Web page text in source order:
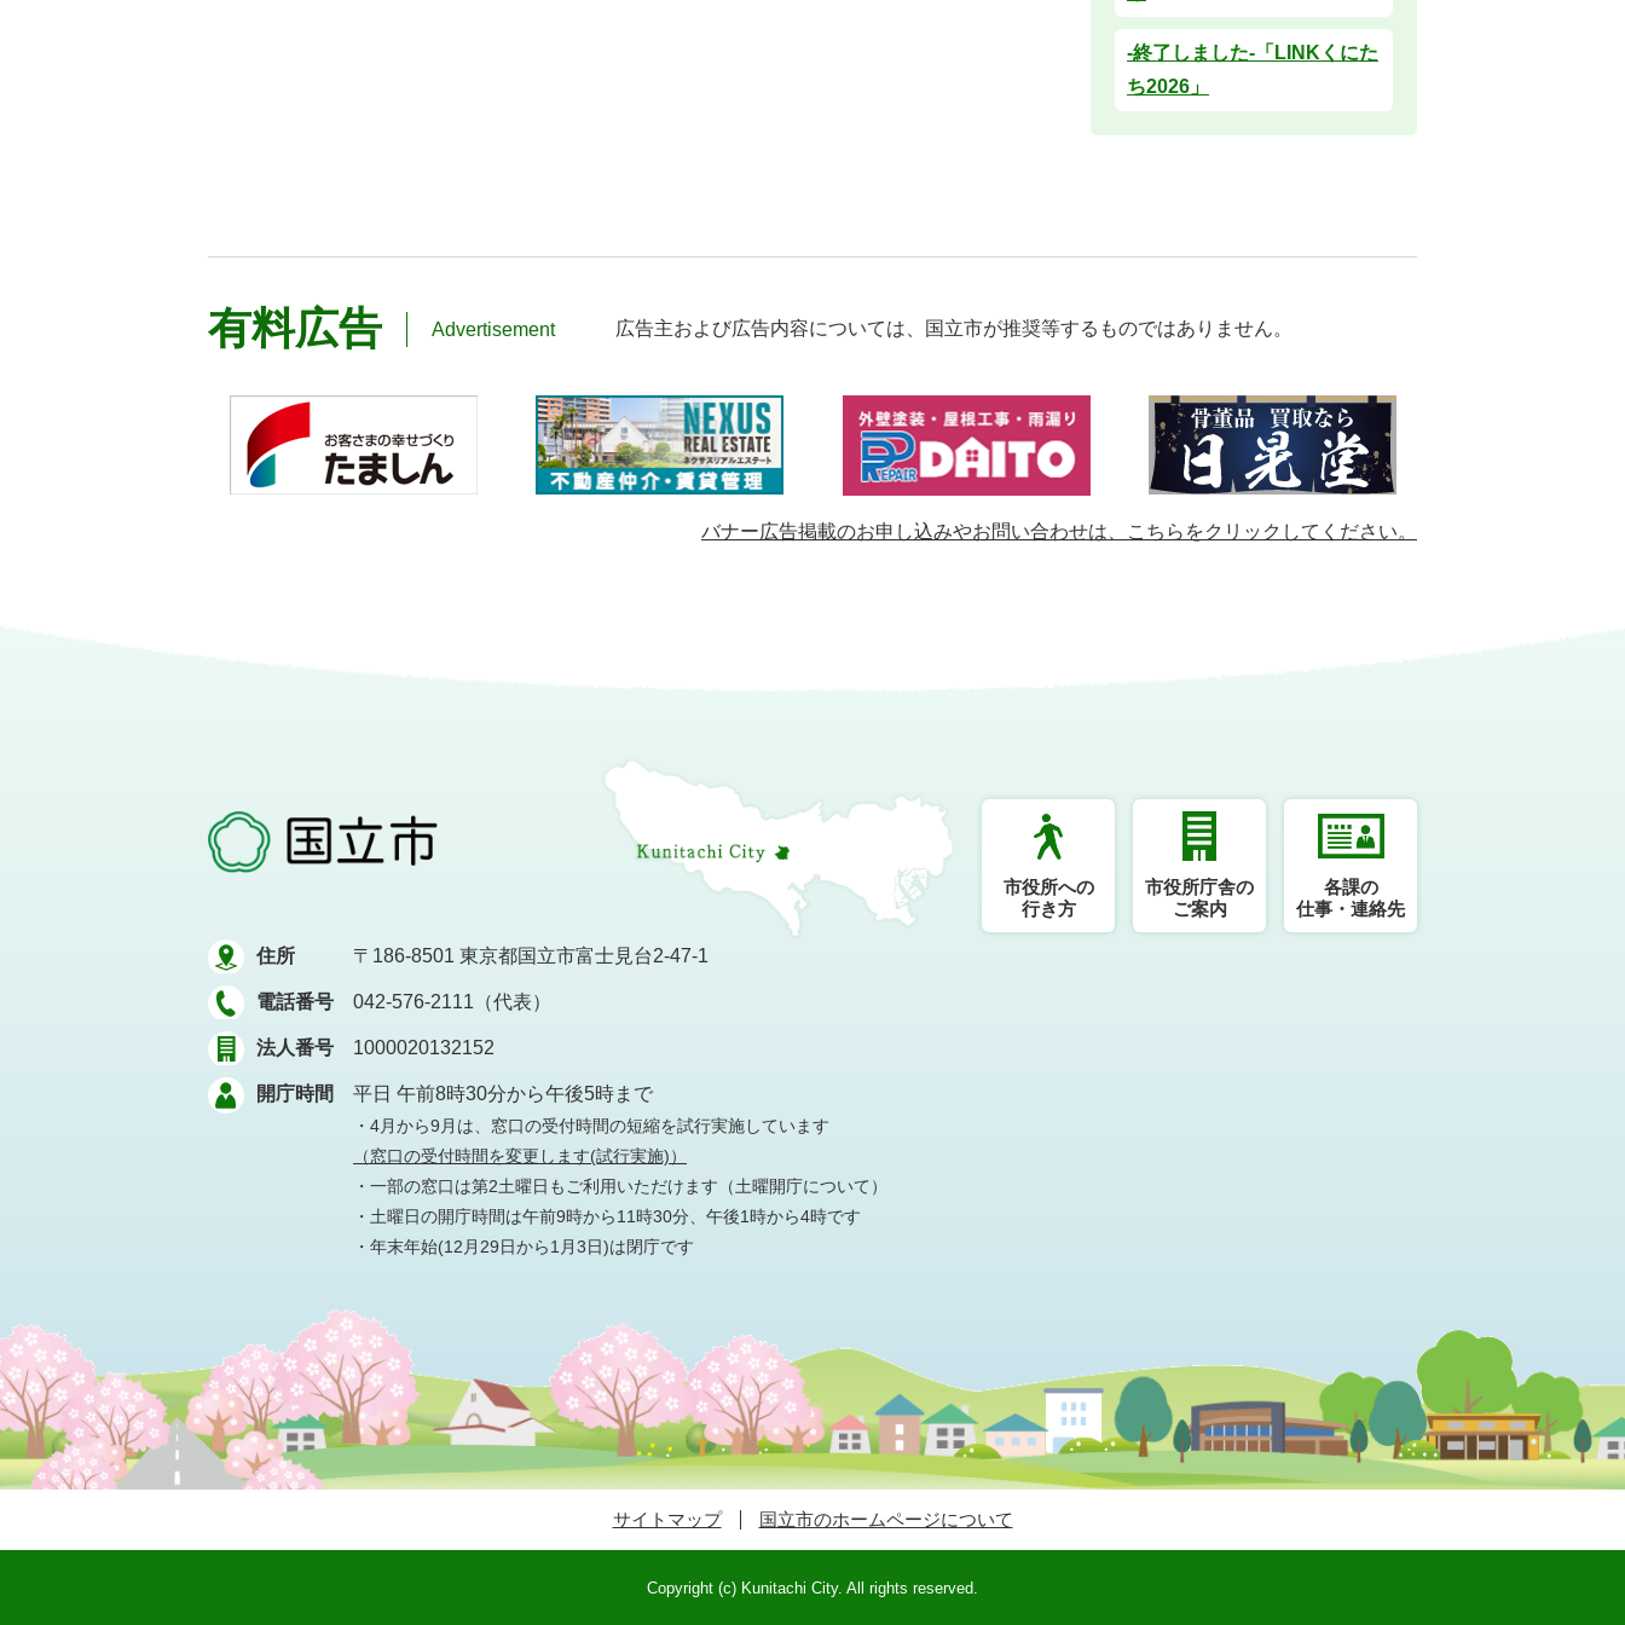
-終了しました-「LINKくにた
ち2026」
有料広告 Advertisement 広告主および広告内容については、 国立市が推奨等するものではありません。
バナー広告掲載のお申し込みやお問い合わせは、 こちらをクリックしてください。
住所 〒186-8501 東京都国立市富士見台2-47-1
電話番号 042-576-2111（代表）
法人番号 1000020132152
開庁時間 平日 午前8時30分から午後5時まで
・4月から9月は、窓口の受付時間の短縮を試行実施しています
（窓口の受付時間を変更します(試行実施)）
・一部の窓口は第2土曜日もご利用いただけます （土曜開庁について）
・土曜日の開庁時間は午前9時から11時30分、午後1時から4時です
・年末年始(12月29日から1月3日)は閉庁です
市役所への
行き方
市役所庁舎の
ご案内
各課の
仕事・連絡先
サイトマップ 国立市のホームページについて
Copyright (c) Kunitachi City. All rights reserved.